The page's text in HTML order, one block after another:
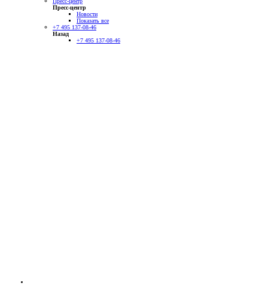
Пресс-центр
Новости
Показать все
+7 495 137-08-46
Назад
+7 495 137-08-46